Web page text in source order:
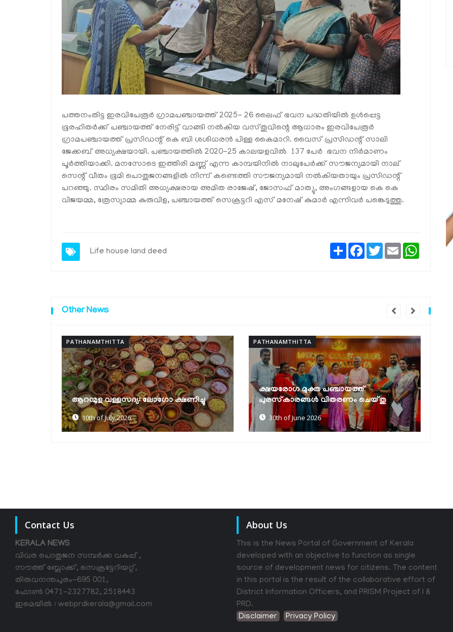
പത്തനംതിട്ട ഇരവിപേരൂര്‍ ഗ്രാമപഞ്ചായത്ത് 2025- 26 ലൈഫ് ഭവന പദ്ധതിയില്‍ ഉള്‍പ്പെട്ട
ഭൂരഹിതര്‍ക്ക് പഞ്ചായത്ത് നേരിട്ട് വാങ്ങി നല്‍കിയ വസ്തുവിന്റെ ആധാരം ഇരവിപേരൂര്‍
ഗ്രാമപഞ്ചായത്ത് പ്രസിഡന്റ് കെ ബി ശശിധരന്‍ പിള്ള കൈമാറി. വൈസ് പ്രസിഡന്റ് സാലി
ജേക്കബ് അധ്യക്ഷയായി. പഞ്ചായത്തില്‍ 2020-25 കാലയളവില്‍ 137 പേര്‍ ഭവന നിര്‍മാണം
പൂര്‍ത്തിയാക്കി. മനസോടെ ഇത്തിരി മണ്ണ് എന്ന കാമ്പയിനില്‍ നാലുപേര്‍ക്ക് സൗജന്യമായി നാല്
സെന്റ് വീതം ഭൂമി പൊതുജനങ്ങളില്‍ നിന്ന് കണ്ടെത്തി സൗജന്യമായി നല്‍കിയതായും പ്രസിഡന്റ്
പറഞ്ഞു. സ്ഥിരം സമിതി അധ്യക്ഷരായ അമിത രാജേഷ്, ജോസഫ് മാത്യു, അംഗങ്ങളായ കെ കെ
വിജയമ്മ, ത്രേസ്യാമ്മ കുരുവിള, പഞ്ചായത്ത് സെക്രട്ടറി എസ് മനേഷ് കുമാര്‍ എന്നിവര്‍ പങ്കെടുത്തു.
Life house land deed
ShareFacebook
TwitterEmail WhatsApp
Other News
PATHANAMTHITTA
ക്ഷയരോഗ മുക്ത പഞ്ചായത്ത്
പുരസ്‌കാരങ്ങൾ വിതരണം ചെയ്തു
30th of June 2026
PATHANAMTHITTA
സെൻസസ് സെൽഫ് എന്യൂമറേഷൻ:
മികച്ച നേട്ടവുമായി ഹയർ സെക്കൻഡറി
എൻ.എസ്.എസ് യൂണിറ്റുകൾ
30th of June 2026
Contact Us
KERALA NEWS
വിവര പൊതുജന സമ്പര്‍ക്ക വകുപ്പ് ,
സൗത്ത് ബ്ലോക്ക്, സെക്രട്ടേറിയറ്റ്,
തിരുവനന്തപുരം-695 001,
ഫോൺ 0471-2327782, 2518443
ഇമെയിൽ : webprdkerala@gmail.com
About Us
This is the News Portal of Government of Kerala
developed with an objective to function as single
source of development news for citizens. The content
in this portal is the result of the collaborative effort of
District Information Officers, and PRISM Project of I &
PRD.
Disclaimer
Privacy Policy